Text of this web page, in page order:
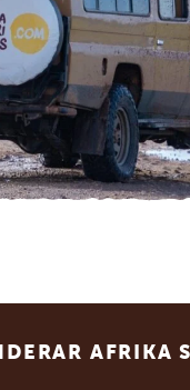
AFRIKA